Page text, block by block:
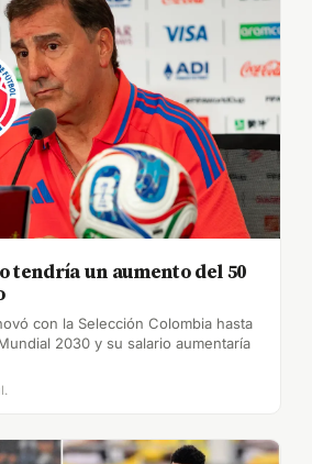
tendría un aumento del 50
con la Selección Colombia hasta
2030 y su salario aumentaría